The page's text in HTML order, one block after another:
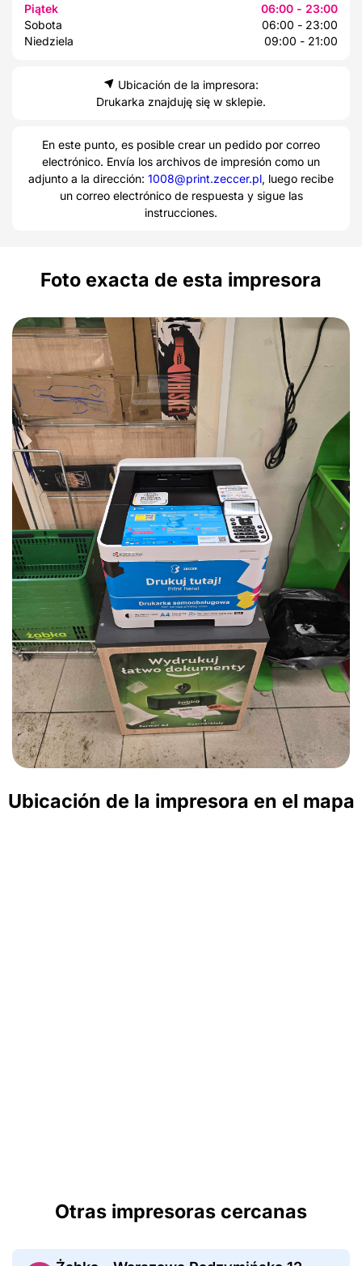
Piątek
06:00 - 23:00
Sobota
06:00 - 23:00
Niedziela
09:00 - 21:00
Ubicación de la impresora:
Drukarka znajduję się w sklepie.
En este punto, es posible crear un pedido por correo
electrónico. Envía los archivos de impresión como un
adjunto a la dirección: 1008@print.zeccer.pl, luego recibe
un correo electrónico de respuesta y sigue las
instrucciones.
Foto exacta de esta impresora
Ubicación de la impresora en el mapa
Otras impresoras cercanas